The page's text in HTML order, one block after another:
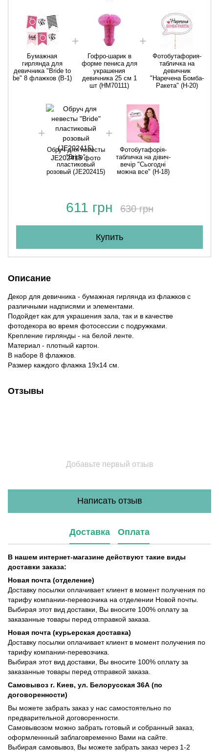
Бумажная
гирлянда для
девичника "Bride to
be" 8 флажков (B-1)
Гофро-шарик в
форме пениса для
украшения
девичника 25 см 1
шт (HM70111)
Фотобутафория-
табличка на
девичник
"Наречена Бомба-
Ракета" (H-20)
Обруч для невесты
"Bride"
пластиковый
розовый (JE202415)
Фотобутафорія-
табличка на дівич-
вечір "Сьогодні
можна все" (H-18)
611 грн 630 грн
Купить
Описание
Декор для девичника - бумажная гирлянда из флажков с
различными надписями и элементами.
Подойдет как для украшения зала, так и в качестве
фотодекора во время фотосессии с подружками.
Крепление гирлянды - на белой ленте.
Материал - плотный картон.
В наборе 8 флажков.
Размер каждого флажка 19х14 см.
Отзывы
Добавьте первый отзыв
Написать отзыв
Доставка Оплата
В нашем интернет-магазине действуют такие виды
доставки заказа:
Новая почта (отделение)
Доставку посылки оплачивает клиент в момент получения по
тарифу компании-перевозчика на отделении Новой почты.
Выбирая этот вид доставки, Вы вносите 100% оплату за
заказанные товары перед отправкой заказа.
Новая почта (курьерская доставка)
Доставку посылки оплачивает клиент в момент получения по
тарифу компании-перевозчика.
Выбирая этот вид доставки, Вы вносите 100% оплату за
заказанные товары перед отправкой заказа.
Самовывоз г. Киев, ул. Белорусская 36А (по
договоренности)
Вы можете забрать заказ у нас самостоятельно по
предварительной договоренности.
Самовывозом можно забрать готовый и собранный заказ,
оформленнный заблаговременно Вами на сайте.
Выбирая самовывоз, Вы можете забрать заказ через 1-2